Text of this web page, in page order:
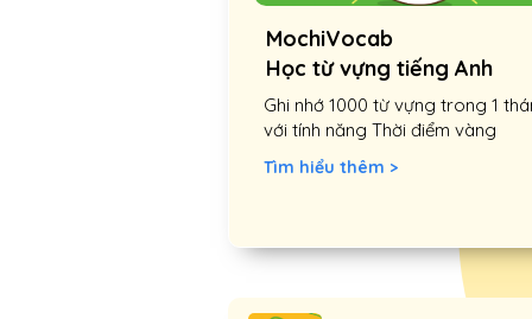
Ghi nhớ 1000 từ vựng trong 1
với tính năng Thời điểm vàng
Tìm hiểu thêm >
MochiVocab
Học từ vựng tiếng Anh